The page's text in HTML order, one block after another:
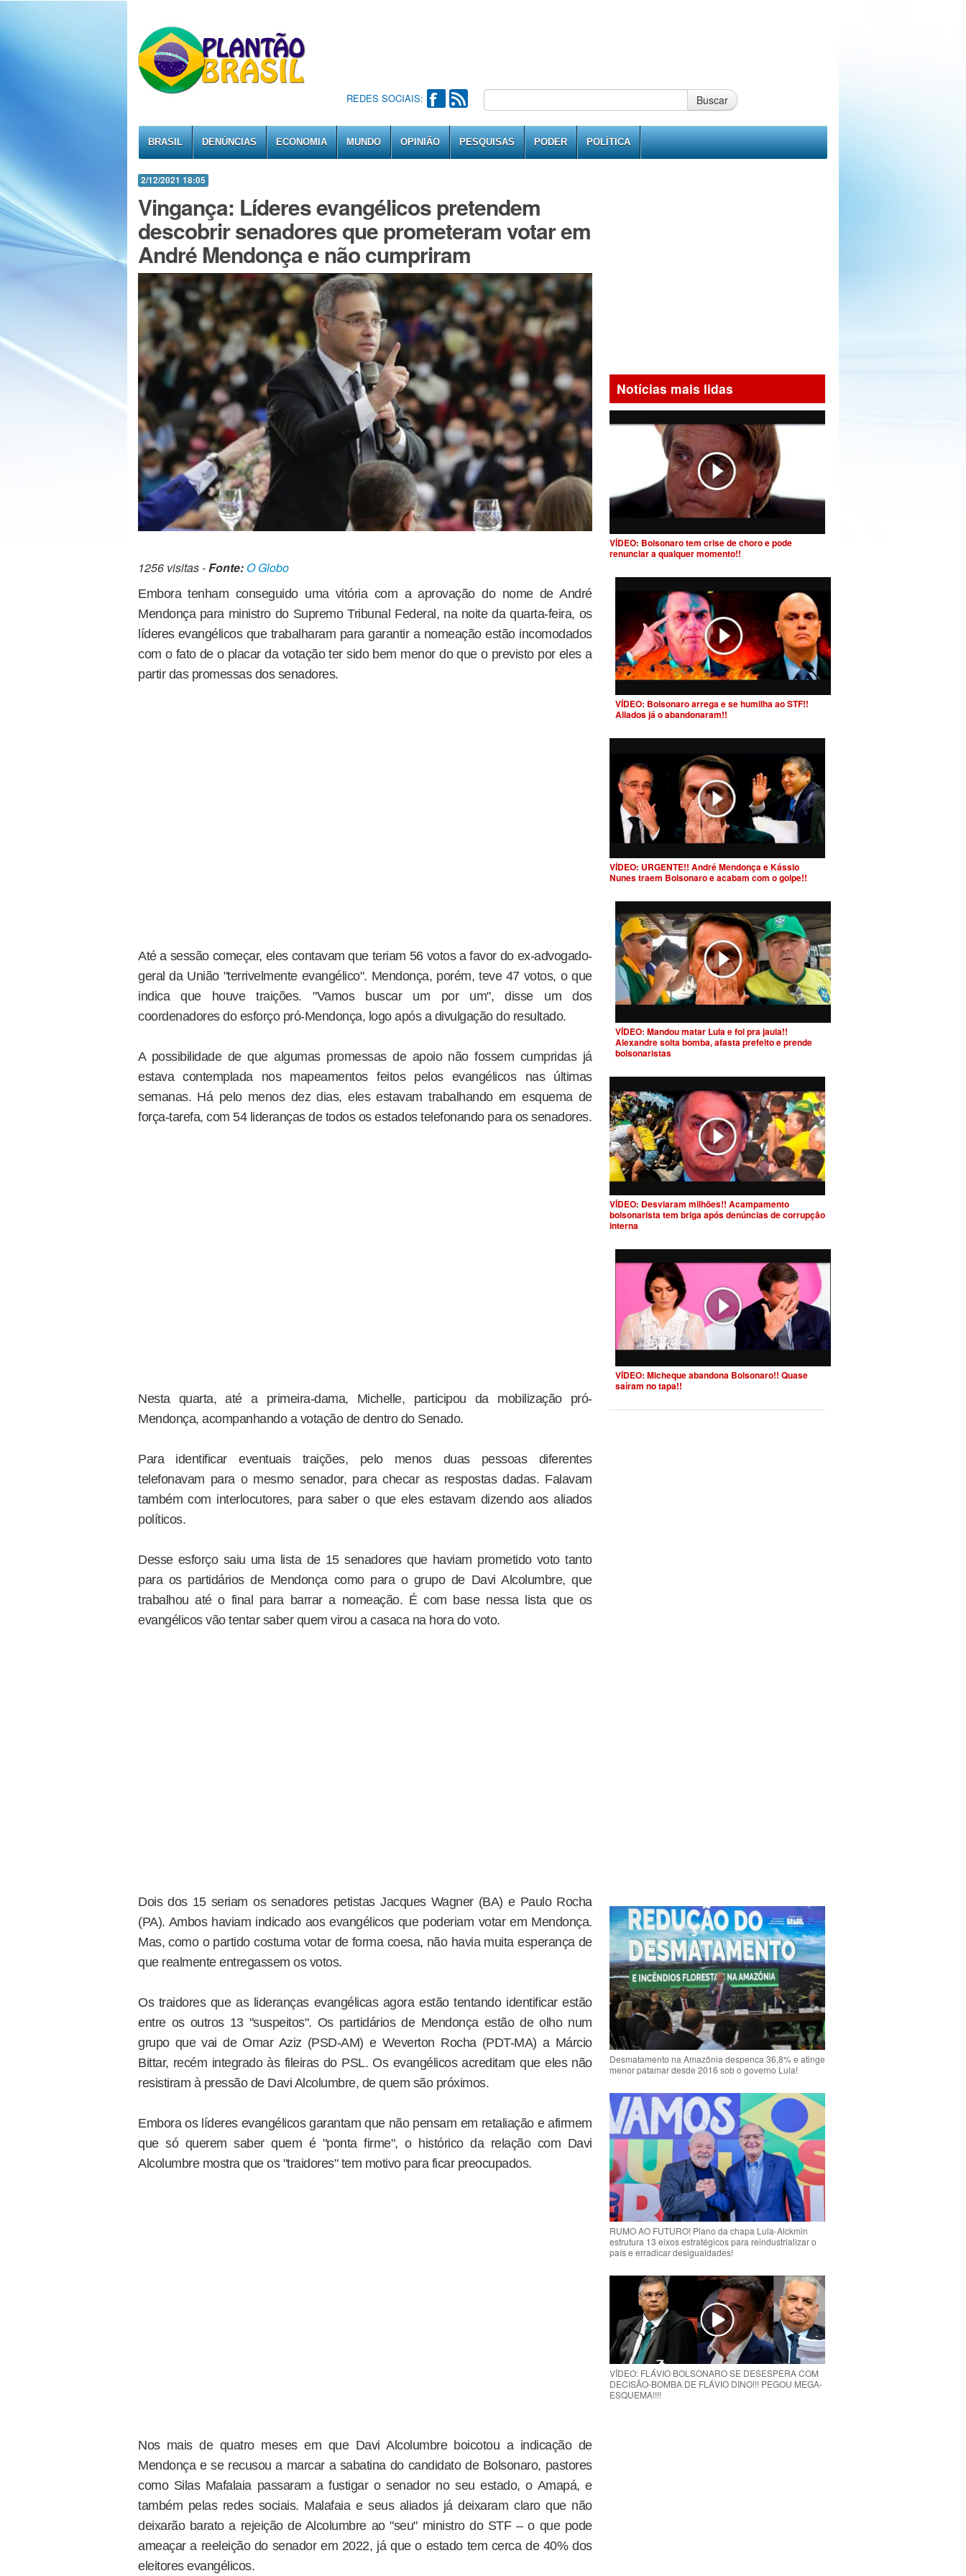
REDES SOCIAIS: Buscar
BRASIL DENÚNCIAS ECONOMIA MUNDO OPINIÃO PESQUISAS PODER POLÍTICA
2/12/2021 18:05
Vingança: Líderes evangélicos pretendem
descobrir senadores que prometeram votar em
André Mendonça e não cumpriram
1256 visitas -Fonte:O Globo
Embora tenham conseguido uma vitória com a aprovação do nome de André
Mendonça para ministro do Supremo Tribunal Federal, na noite da quarta-feira, os
líderes evangélicos que trabalharam para garantir a nomeação estão incomodados
com o fato de o placar da votação ter sido bem menor do que o previsto por eles a
partir das promessas dos senadores.
Até a sessão começar, eles contavam que teriam 56 votos a favor do ex-advogado-
geral da União "terrivelmente evangélico". Mendonça, porém, teve 47 votos, o que
indica que houve traições. "Vamos buscar um por um", disse um dos
coordenadores do esforço pró-Mendonça, logo após a divulgação do resultado.
A possibilidade de que algumas promessas de apoio não fossem cumpridas já
estava contemplada nos mapeamentos feitos pelos evangélicos nas últimas
semanas. Há pelo menos dez dias, eles estavam trabalhando em esquema de
força-tarefa, com 54 lideranças de todos os estados telefonando para os senadores.
Nesta quarta, até a primeira-dama, Michelle, participou da mobilização pró-
Mendonça, acompanhando a votação de dentro do Senado.
Para identificar eventuais traições, pelo menos duas pessoas diferentes
telefonavam para o mesmo senador, para checar as respostas dadas. Falavam
também com interlocutores, para saber o que eles estavam dizendo aos aliados
políticos.
Desse esforço saiu uma lista de 15 senadores que haviam prometido voto tanto
para os partidários de Mendonça como para o grupo de Davi Alcolumbre, que
trabalhou até o final para barrar a nomeação. É com base nessa lista que os
evangélicos vão tentar saber quem virou a casaca na hora do voto.
Dois dos 15 seriam os senadores petistas Jacques Wagner (BA) e Paulo Rocha
(PA). Ambos haviam indicado aos evangélicos que poderiam votar em Mendonça.
Mas, como o partido costuma votar de forma coesa, não havia muita esperança de
que realmente entregassem os votos.
Os traidores que as lideranças evangélicas agora estão tentando identificar estão
entre os outros 13 "suspeitos". Os partidários de Mendonça estão de olho num
grupo que vai de Omar Aziz (PSD-AM) e Weverton Rocha (PDT-MA) a Márcio
Bittar, recém integrado às fileiras do PSL. Os evangélicos acreditam que eles não
resistiram à pressão de Davi Alcolumbre, de quem são próximos.
Embora os líderes evangélicos garantam que não pensam em retaliação e afirmem
que só querem saber quem é "ponta firme", o histórico da relação com Davi
Alcolumbre mostra que os "traidores" tem motivo para ficar preocupados.
Nos mais de quatro meses em que Davi Alcolumbre boicotou a indicação de
Mendonça e se recusou a marcar a sabatina do candidato de Bolsonaro, pastores
como Silas Mafalaia passaram a fustigar o senador no seu estado, o Amapá, e
também pelas redes sociais. Malafaia e seus aliados já deixaram claro que não
deixarão barato a rejeição de Alcolumbre ao "seu" ministro do STF – o que pode
ameaçar a reeleição do senador em 2022, já que o estado tem cerca de 40% dos
eleitores evangélicos.
Notícias mais lidas
VÍDEO: Bolsonaro tem crise de choro e pode
renunciar a qualquer momento!!
VÍDEO: Bolsonaro arrega e se humilha ao STF!!
Aliados já o abandonaram!!
VÍDEO: URGENTE!! André Mendonça e Kássio
Nunes traem Bolsonaro e acabam com o golpe!!
VÍDEO: Mandou matar Lula e foi pra jaula!!
Alexandre solta bomba, afasta prefeito e prende
bolsonaristas
VÍDEO: Desviaram milhões!! Acampamento
bolsonarista tem briga após denúncias de corrupção
interna
VÍDEO: Micheque abandona Bolsonaro!! Quase
saíram no tapa!!
Desmatamento na Amazônia despenca 36,8% e atinge
menor patamar desde 2016 sob o governo Lula!
RUMO AO FUTURO! Plano da chapa Lula-Alckmin
estrutura 13 eixos estratégicos para reindustrializar o
país e erradicar desigualdades!
VÍDEO: FLÁVIO BOLSONARO SE DESESPERA COM
DECISÃO-BOMBA DE FLÁVIO DINO!!! PEGOU MEGA-
ESQUEMA!!!!